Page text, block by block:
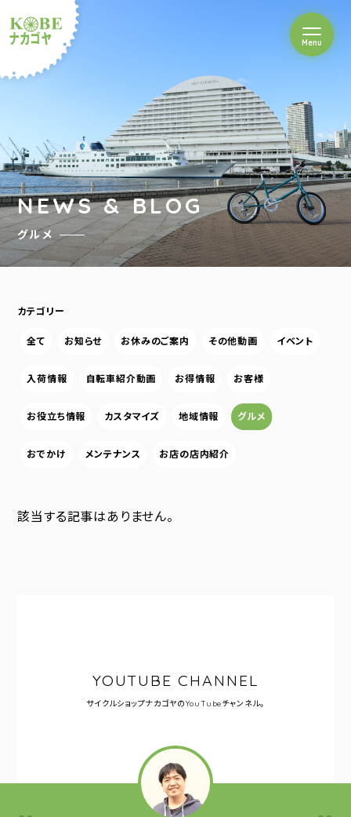
ルショップナカゴヤ
Menuを開閉
NEWS & BLOG
グルメ
カテゴリー
全て お知らせ お休みのご案内 その他動画 イベント
入荷情報 自転車紹介動画 お得情報 お客様
お役立ち情報 カスタマイズ 地域情報 グルメ
おでかけ メンテナンス お店の店内紹介
該当する記事はありません。
YOUTUBE CHANNEL
サイクルショップナカゴヤのYouTubeチャンネル。